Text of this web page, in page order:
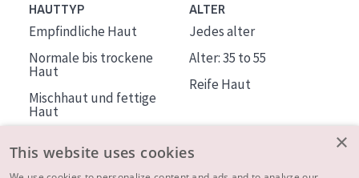
HAUTTYP
Empfindliche Haut
Normale bis trockene
Haut
Mischhaut und fettige
Haut
ALTER
Jedes alter
Alter: 35 to 55
Reife Haut
×
This website uses cookies